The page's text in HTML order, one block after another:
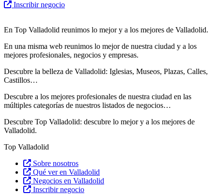
Inscribir negocio
En Top Valladolid reunimos lo mejor y a los mejores de Valladolid.
En una misma web reunimos lo mejor de nuestra ciudad y a los
mejores profesionales, negocios y empresas.
Descubre la belleza de Valladolid: Iglesias, Museos, Plazas, Calles,
Castillos…
Descubre a los mejores profesionales de nuestra ciudad en las
múltiples categorías de nuestros listados de negocios…
Descubre Top Valladolid: descubre lo mejor y a los mejores de
Valladolid.
Top Valladolid
Sobre nosotros
Qué ver en Valladolid
Negocios en Valladolid
Inscribir negocio